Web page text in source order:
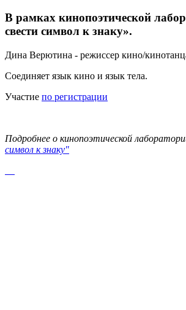
В рамках кинопоэтической
свести символ к знаку».
Дина Верютина - режиссер кино/
Соединяет язык кино и язык тела.
Участие по регистрации
Подробнее о кинопоэтической
символ к знаку"